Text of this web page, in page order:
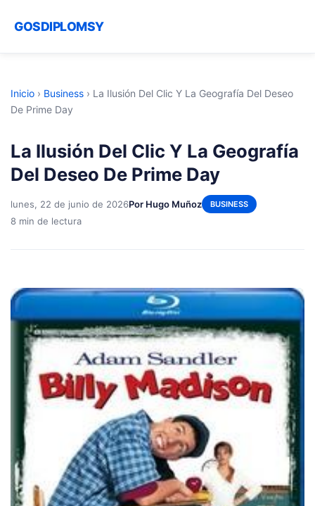
GOSDIPLOMSY
Inicio › Business › La Ilusión Del Clic Y La Geografía Del Deseo
De Prime Day
La Ilusión Del Clic Y La Geografía
Del Deseo De Prime Day
lunes, 22 de junio de 2026Por Hugo Muñoz BUSINESS
8 min de lectura